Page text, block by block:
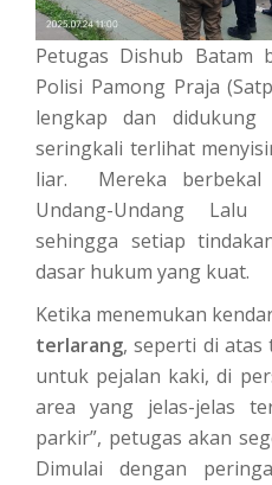
Petugas Dishub Batam
Polisi Pamong Praja
lengkap dan didukung
seringkali terlihat
liar. Mereka berbekal
Undang-Undang
sehingga setiap
dasar hukum yang kuat.
Ketika menemukan
terlarang, seperti di atas
untuk pejalan kaki, di
area yang jelas-jelas
parkir”, petugas akan
Dimulai dengan